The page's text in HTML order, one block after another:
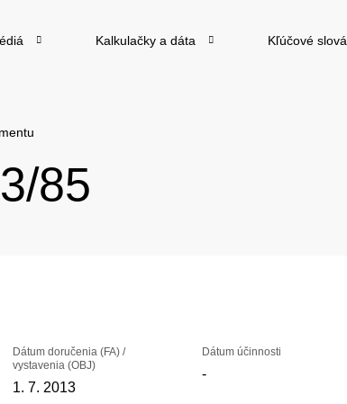
Kalkulačky a dáta Kľúčové slová
85
Dátum doručenia (FA) /
vystavenia (OBJ)
1. 7. 2013
Dátum účinnosti
-